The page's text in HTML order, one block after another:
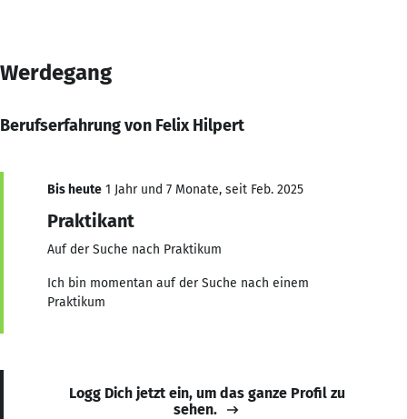
Werdegang
Berufserfahrung von Felix Hilpert
Bis heute 1 Jahr und 7 Monate, seit Feb. 2025
Praktikant
Auf der Suche nach Praktikum
Ich bin momentan auf der Suche nach einem
Praktikum
Logg Dich jetzt ein, um das ganze Profil zu
sehen.